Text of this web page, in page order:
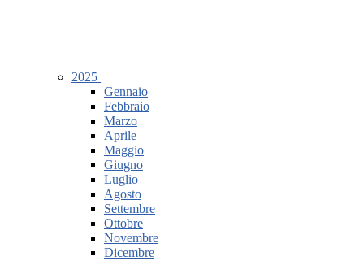
2025
Gennaio
Febbraio
Marzo
Aprile
Maggio
Giugno
Luglio
Agosto
Settembre
Ottobre
Novembre
Dicembre